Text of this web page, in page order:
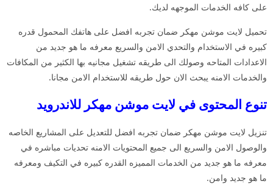
على كافه الخدمات الموجهه لديك.
تحميل لايت موشن مهكر ضمان تجربه افضل على هاتفك المحمول قدره
كبيره في الاستخدام والتحدي الامن والسريع معرفه ما هو جديد من
الاعدادات المتاحه وصولك الى طريقه تشغيل مجانيه بها الكثير من المكافات
والخدمات الامنه يبحث الان حول طريقه للاستخدام الامن مجانا.
تنوع المحتوى في لايت موشن مهكر للاندرويد
تنزيل لايت موشن مهكر ضمان تجربه افضل للتعديل على المشاريع الخاصه
والوصول الامن والسريع الى جميع المحتويات الامنه تحديات مباشره في
معرفه ما هو جديد من الخدمات المميزه القدره كبيره في التكيف ومعرفه
ما هو جديد وامن.